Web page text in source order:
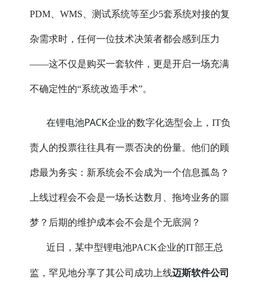
PDM、WMS、测试系统等至少5套系统对接的复
杂需求时，任何一位技术决策者都会感到压力
——这不仅是购买一套软件，更是开启一场充满
不确定性的“系统改造手术”。
在锂电池PACK企业的数字化选型会上，IT负
责人的投票往往具有一票否决的份量。他们的顾
虑最为务实：新系统会不会成为一个信息孤岛？
上线过程会不会是一场长达数月、拖垮业务的噩
梦？后期的维护成本会不会是个无底洞？
近日，某中型锂电池PACK企业的IT部王总
监，罕见地分享了其公司成功上线迈斯软件公司